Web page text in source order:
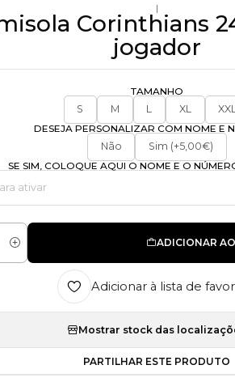
|
Corinthians
jogador
TAMANHO
S
M L XL
DESEJA PERSONALIZAR COM NOME E
Não
Sim (+5,00€)
SE SIM, COLOQUE AQUI O NOME E O
ADICIONAR
Adicionar à lista de
Mostrar stock das
PARTILHAR ESTE PRODUTO